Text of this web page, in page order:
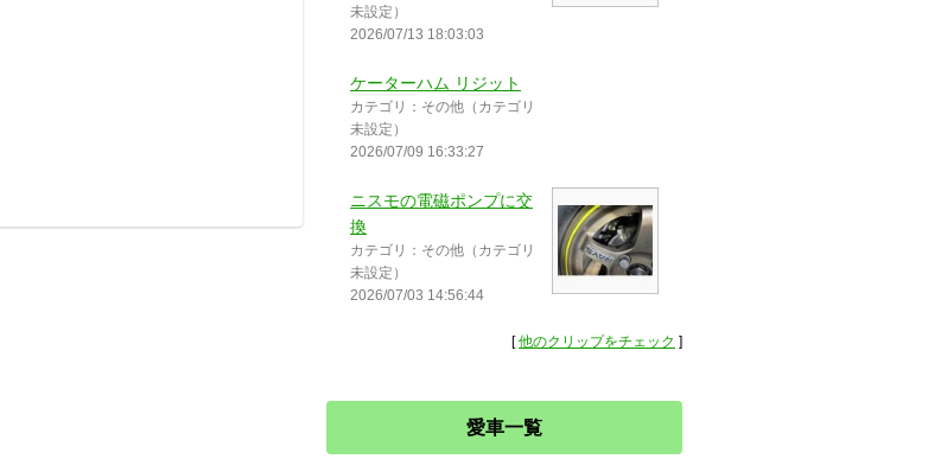
未設定）
2026/07/13 18:03:03
ケーターハム リジット
カテゴリ：その他（カテゴリ
未設定）
2026/07/09 16:33:27
ニスモの電磁ポンプに交
換
カテゴリ：その他（カテゴリ
未設定）
2026/07/03 14:56:44
[他のクリップをチェック ]
愛車一覧